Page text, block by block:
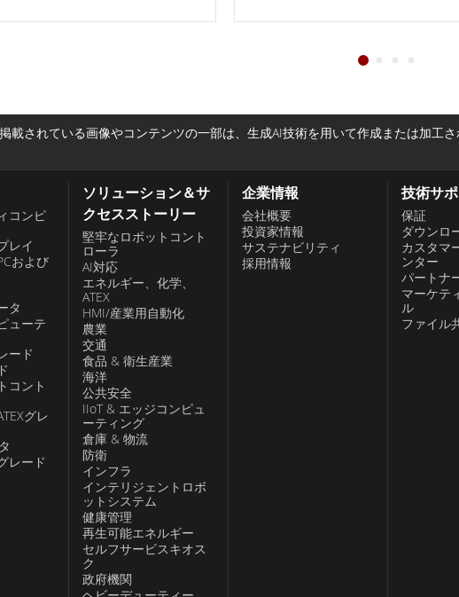
。頑丈で耐久性に優れた設計、直感的なユーザーインターフェース、幅
を提供します。
載されている画像やコンテンツの一部は、生成AI技術を用いて作成または加工
コンピ
レイ
および
タ
ューテ
ード
コント
グレ
レード
ソリューション＆サ
クセスストーリー
堅牢なロボットコント
ローラ
AI対応
エネルギー、化学、
ATEX
HMI/産業用自動化
農業
交通
食品 & 衛生産業
海洋
公共安全
IIoT & エッジコンピュ
ーティング
倉庫 & 物流
防衛
インフラ
インテリジェントロボ
ットシステム
健康管理
再生可能エネルギー
セルフサービスキオス
ク
政府機関
企業情報
会社概要
投資家情報
サステナビリティ
採用情報
技術サ
保証
ダウンロ
カスタマ
ンター
パートナ
マーケテ
ル
ファイル